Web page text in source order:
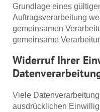
Grundlage eines
Auftragsverarbeitung
gemeinsamen
gemeinsame
Widerruf Ihrer
Viele
ausdrücklichen